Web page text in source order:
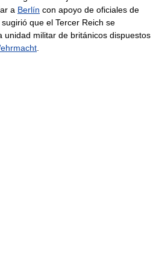
a Berlín con apoyo de oficiales de
que el Tercer Reich se
unidad militar de británicos dispuestos